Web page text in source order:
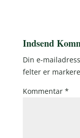
Indsend
Din e-
felter er
Kommentar *